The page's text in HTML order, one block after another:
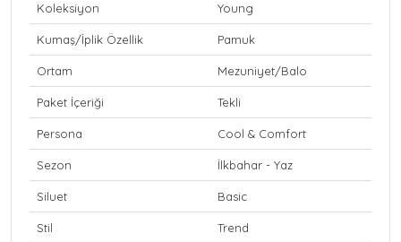
Koleksiyon Young
Kumaş/İplik Özellik Pamuk
Ortam Mezuniyet/Balo
Paket İçeriği Tekli
Persona Cool & Comfort
Sezon İlkbahar - Yaz
Siluet Basic
Stil Trend